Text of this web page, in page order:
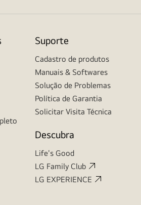
Suporte
Cadastro de produtos
Manuais & Softwares
Solução de Problemas
Política de Garantia
Solicitar Visita Técnica
Descubra
Life's Good
LG Family Club
LG EXPERIENCE